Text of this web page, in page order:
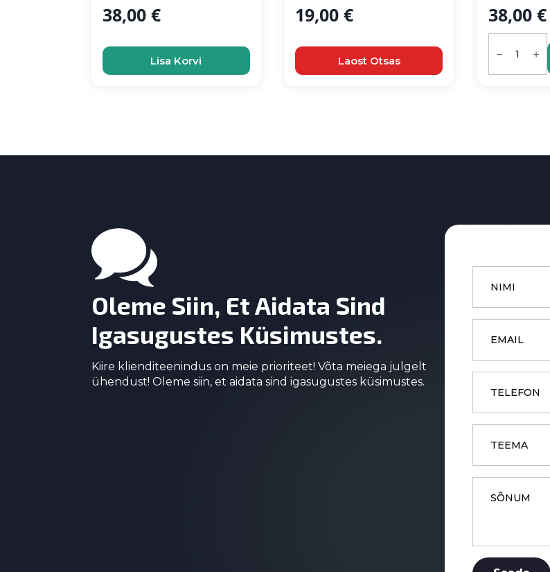
38,00 €
Lisa Korvi
19,00€
Laost Otsas
38,00 €
Magnetiline
juhtmevaba
autolaadija
hoidik
Oleme Siin, Et Aidata Sind
Igasugustes Küsimustes.
Kiire klienditeenindus on meie prioriteet! Võta meiega julgelt
ühendust! Oleme siin, et aidata sind igasugustes küsimustes.
Name
Email
Phone
Subject
Message